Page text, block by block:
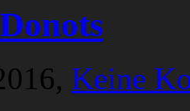
Keine